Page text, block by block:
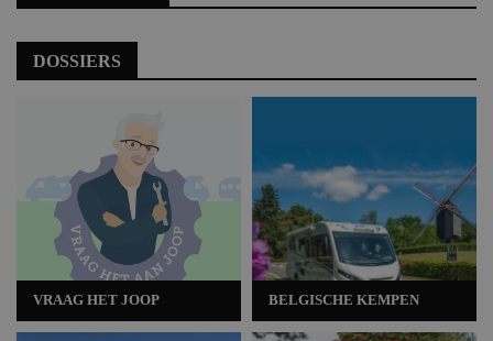
DOSSIERS
VRAAG HET JOOP BELGISCHE KEMPEN